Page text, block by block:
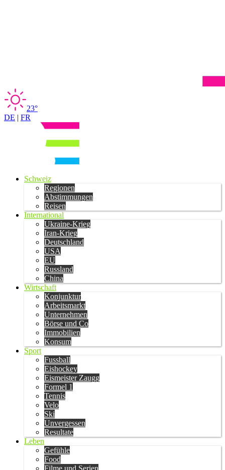
23°
DE | FR
Schweiz
Regionen
Abstimmungen
Reisen
International
Ukraine-Krieg
Iran-Krieg
Deutschland
USA
EU
Russland
China
Wirtschaft
Konjunktur
Arbeitsmarkt
Unternehmen
Börse und Co
Immobilien
Konsum
Sport
Fussball
Eishockey
Eismeister Zaugg
Formel 1
Tennis
Velo
Ski
Unvergessen
Resultate
Leben
Gefühle
Food
Filme und Serien